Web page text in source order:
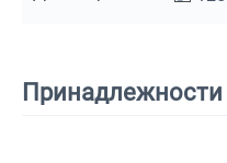
Принадлежности